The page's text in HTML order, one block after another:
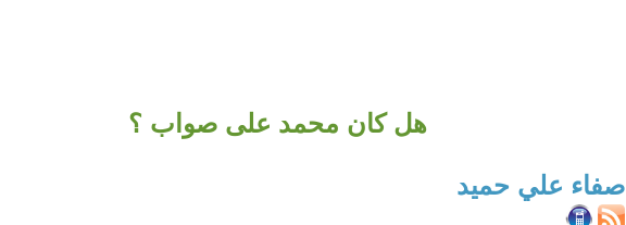
هل كان محمد على صواب ؟
صفاء علي حميد